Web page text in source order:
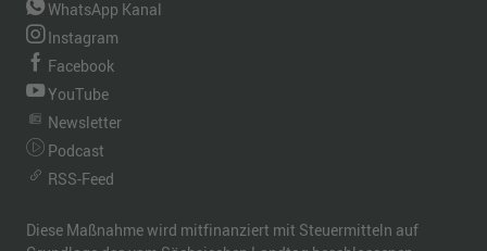
WhatsApp Kanal
Instagram
Facebook
YouTube
Newsletter
Podcast
RSS-Feed
Diese Maßnahme wird mitfinanziert mit Steuermitteln auf